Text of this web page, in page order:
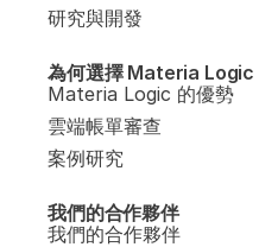
研究與開發
為何選擇 Materia Logic
Materia Logic 的優勢
雲端帳單審查
案例研究
我們的合作夥伴
我們的合作夥伴